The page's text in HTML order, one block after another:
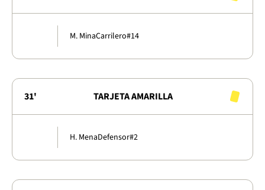
M. MinaCarrilero#14
31' TARJETA AMARILLA
H. MenaDefensor#2